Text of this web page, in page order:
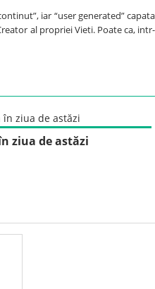
iar “user generated” capata
al propriei Vieti. Poate ca, intr-
ziua de astăzi